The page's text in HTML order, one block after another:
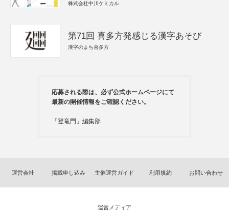
株式会社中川ケミカル
第71回 喜多方発感じる漢字あそび
漢字のまち喜多方
応募される際は、必ず公式ホームページにて
最新の開催情報をご確認ください。
「登竜門」編集部
運営会社 掲載申し込み 主催運営ガイド 利用規約 お問い合わせ
運営メディア